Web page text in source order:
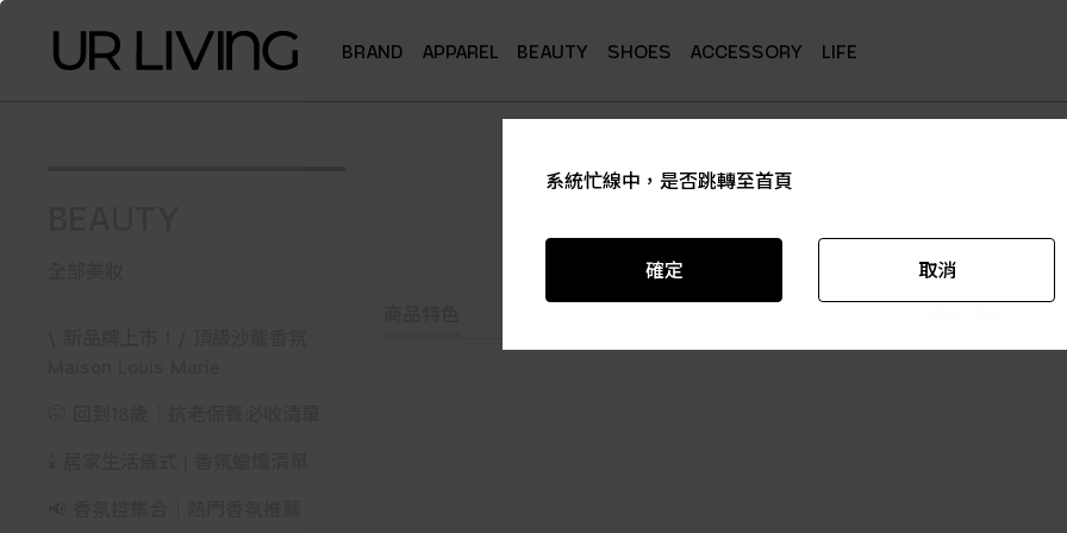
BRAND APPAREL BEAUTY SHOES ACCESSORY LIFE
系統忙線中，是否跳轉至首頁
確定 取消
系統忙線中，是否跳轉至首頁
確定 取消
系統忙線中，是否跳轉至首頁
確定 取消
系統忙線中，是否跳轉至首頁
確定 取消
系統忙線中，是否跳轉至首頁
確定 取消
系統忙線中，是否跳轉至首頁
確定 取消